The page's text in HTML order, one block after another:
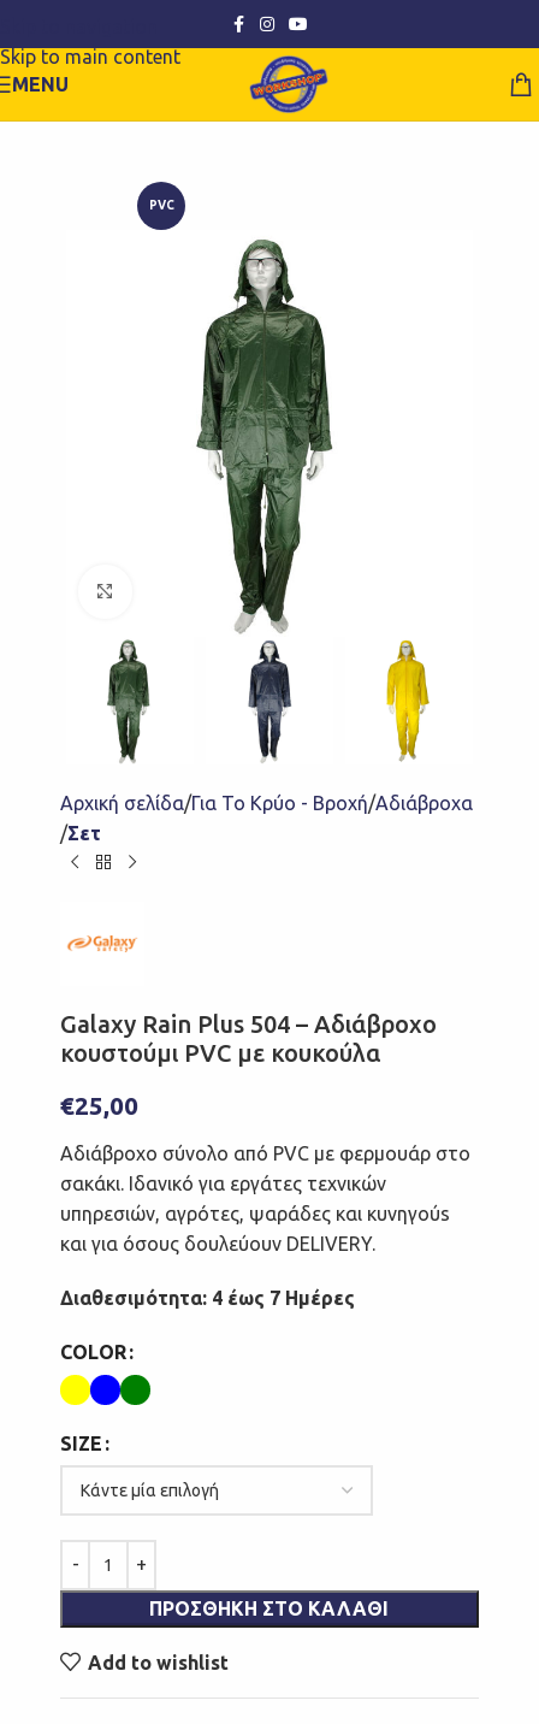
Skip to main content
MENU
PVC
Click to enlarge
Αρχική σελίδα Για Το Κρύο - Βροχή Αδιάβροχα
Σετ
Galaxy Rain Plus 504 – Αδιάβροχο
κουστούμι PVC με κουκούλα
€25,00
Αδιάβροχο σύνολο από PVC με φερμουάρ στο
σακάκι. Ιδανικό για εργάτες τεχνικών
υπηρεσιών, αγρότες, ψαράδες και κυνηγούs
και για όσους δουλεύουν DELIVERY.
Διαθεσιμότητα: 4 έως 7 Ημέρες
COLOR
SIZE
ΠΡΟΣΘΉΚΗ ΣΤΟ ΚΑΛΆΘΙ
Add to wishlist